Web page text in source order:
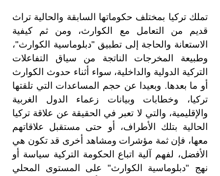
تملك تركيا بمختلف حكوماتها السابقة والحالية تراث
قديم من التعامل مع الكوارث، ومن ثم كيفية
الاستعانة والحاجة إلى تطبيق "دبلوماسية الكوارث"،
وطبيعة المخرجات الناتجة من سياق التفاعلات
التركية الدولية والداخلية، سواء أثناء حدوث الكوارث
أو ما بعدها. وبعيدا عن حجم المساعدات التي تلقتها
تركيا، وخطابات وبيانات زعماء الدول الغربية
والإقليمية، والتي لا تعبر في الحقيقة عن علاقة تركيا
الحالية بتلك الأطراف، أو حتى مستقبل علاقاتهم
معها، فإن ثمة مؤشرات ومشاهد أخرى قد تكون هي
الأفضل، لفهم آلية اتباع الحكومة التركية سياسة أو
نهج "دبلوماسية الكوارث" على المستوى المحلي